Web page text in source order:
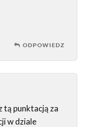
ODPOWIEDZ
tą punktacją za
w dziale